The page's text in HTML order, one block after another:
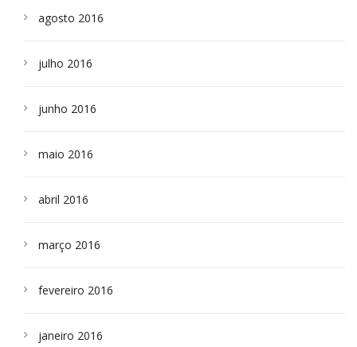
agosto 2016
julho 2016
junho 2016
maio 2016
abril 2016
março 2016
fevereiro 2016
janeiro 2016